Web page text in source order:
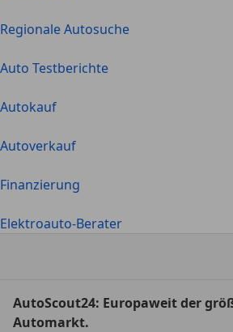
Regionale Autosuche
Auto Testberichte
Autokauf
Autoverkauf
Finanzierung
Elektroauto-Berater
AutoScout24: Europaweit der
Automarkt.